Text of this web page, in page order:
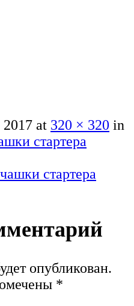
2017 at 320 × 320 in
стартера
опубликован.
*